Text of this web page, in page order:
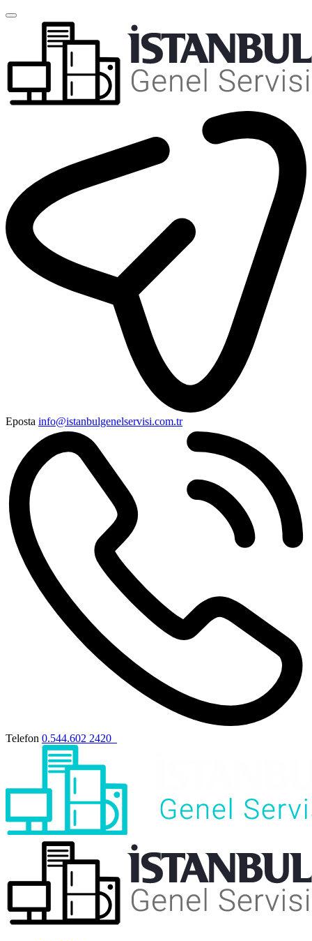
Eposta info@istanbulgenelservisi.com.tr
Telefon 0.544.602 2420